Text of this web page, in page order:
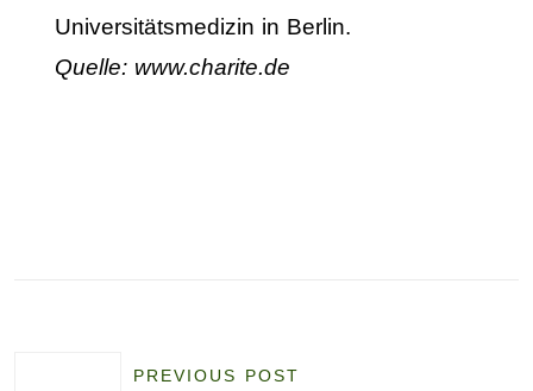
Universitätsmedizin in Berlin.
Quelle: www.charite.de
PREVIOUS POST